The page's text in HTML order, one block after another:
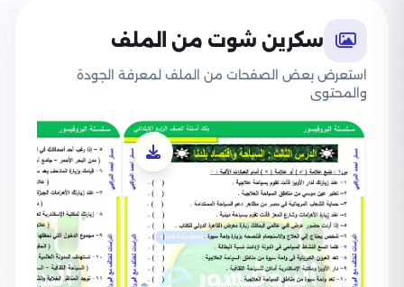
سكرين شوت من الملف
استعرض بعض الصفحات من الملف لمعرفة الجودة
والمحتوى